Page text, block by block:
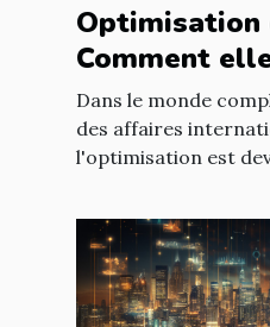
Optimisation
Comment
paysage
international
Dans le monde
des affaires
l'optimisation est